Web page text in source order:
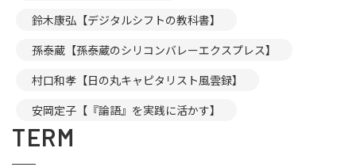
鈴木康弘【デジタルシフトの教科書】
孫泰蔵【孫泰蔵のシリコンバレーエクスプレス】
村口和孝【日の丸キャピタリスト風雲録】
安岡定子【『論語』を実践に活かす】
TERM